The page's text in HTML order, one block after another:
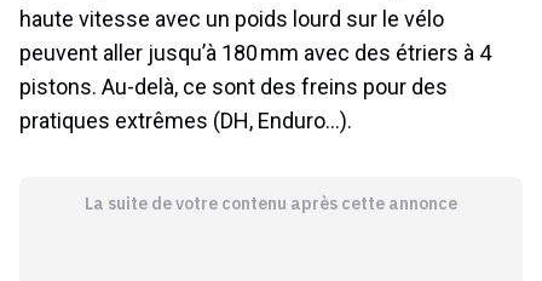
haute vitesse avec un poids lourd sur le vélo
peuvent aller jusqu’à 180 mm avec des étriers à 4
pistons. Au-delà, ce sont des freins pour des
pratiques extrêmes (DH, Enduro…).
La suite de votre contenu après cette annonce